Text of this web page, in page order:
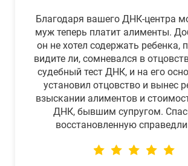
Благодаря вашего ДНК-центра
муж теперь платит алименты.
он не хотел содержать ребенка,
видите ли, сомневался в
судебный тест ДНК, и на его
установил отцовство и вынес
взыскании алиментов и
ДНК, бывшим супругом.
восстановленную